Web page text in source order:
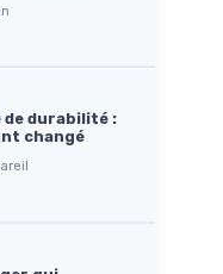
durabilité :
changé